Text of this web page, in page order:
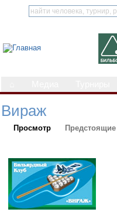
Вираж
Просмотр